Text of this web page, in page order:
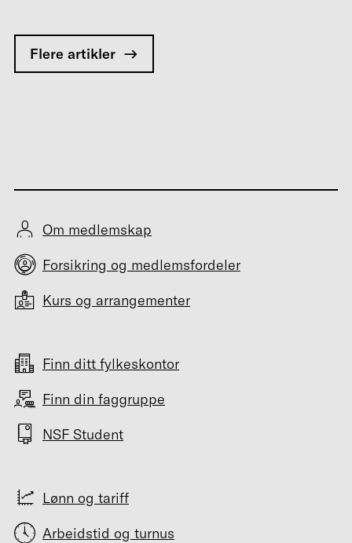
Flere artikler
Om medlemskap
Forsikring og medlemsfordeler
Kurs og arrangementer
Finn ditt fylkeskontor
Finn din faggruppe
NSF Student
Lønn og tariff
Arbeidstid og turnus